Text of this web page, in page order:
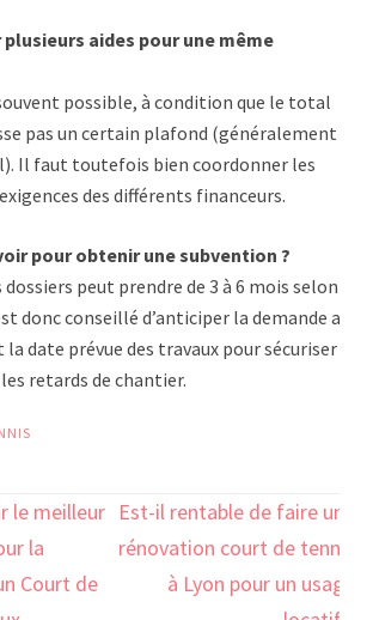
aides pour une même
possible, à condition que le total
pas un certain plafond (généralement
Il faut toutefois bien coordonner les
des différents financeurs.
pour obtenir une subvention ?
peut prendre de 3 à 6 mois selon
donc conseillé d’anticiper la demande au
la date prévue des travaux pour sécuriser
retards de chantier.
le meilleur
la
Court de
Est-il rentable de faire une
rénovation court de tennis
à Lyon pour un usage